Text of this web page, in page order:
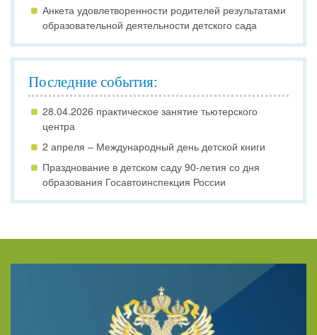
Анкета удовлетворенности родителей результатами
образовательной деятельности детского сада
Последние события:
28.04.2026 практическое занятие тьютерского
центра
2 апреля – Международный день детской книги
Празднование в детском саду 90-летия со дня
образования Госавтоинспекция России